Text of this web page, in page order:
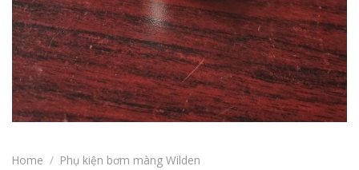
Home / Phụ kiện bơm màng Wilden